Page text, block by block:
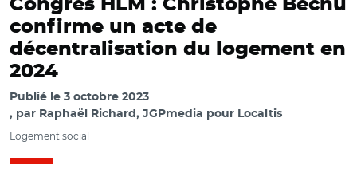
Congrès HLM : Christophe Béchu
confirme un acte de
décentralisation du logement en
2024
Publié le 3 octobre 2023
par Raphaël Richard, JGPmedia pour Localtis
Logement social